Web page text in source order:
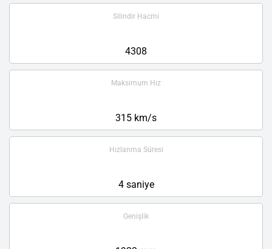
Silindir Hacmi
4308
Maksimum Hız
315 km/s
Hızlanma Süresi
4 saniye
Genişlik